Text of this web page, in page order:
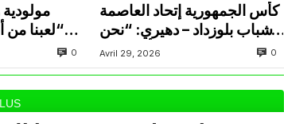
“لعبنا
لإنهاء الموسم في البوديوم” 0
كأس الجمهورية إتحاد العاصمة
– شباب بلوزداد – دهيري: “نحن
جاهزون وسنقدم أقصى ما
لدينا”
Avril 29, 2026 0